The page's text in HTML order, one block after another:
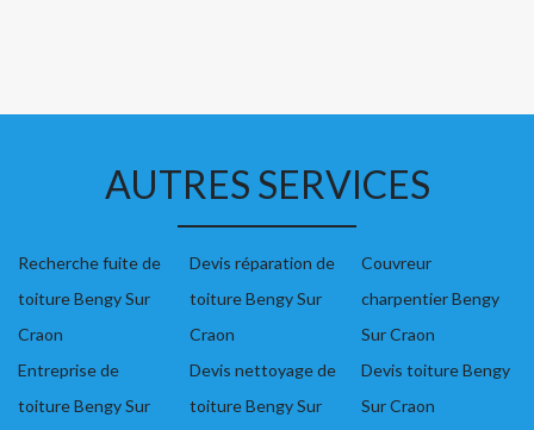
AUTRES SERVICES
Recherche fuite de
toiture Bengy Sur
Craon
Entreprise de
toiture Bengy Sur
Devis réparation de
toiture Bengy Sur
Craon
Devis nettoyage de
toiture Bengy Sur
Couvreur
charpentier Bengy
Sur Craon
Devis toiture Bengy
Sur Craon